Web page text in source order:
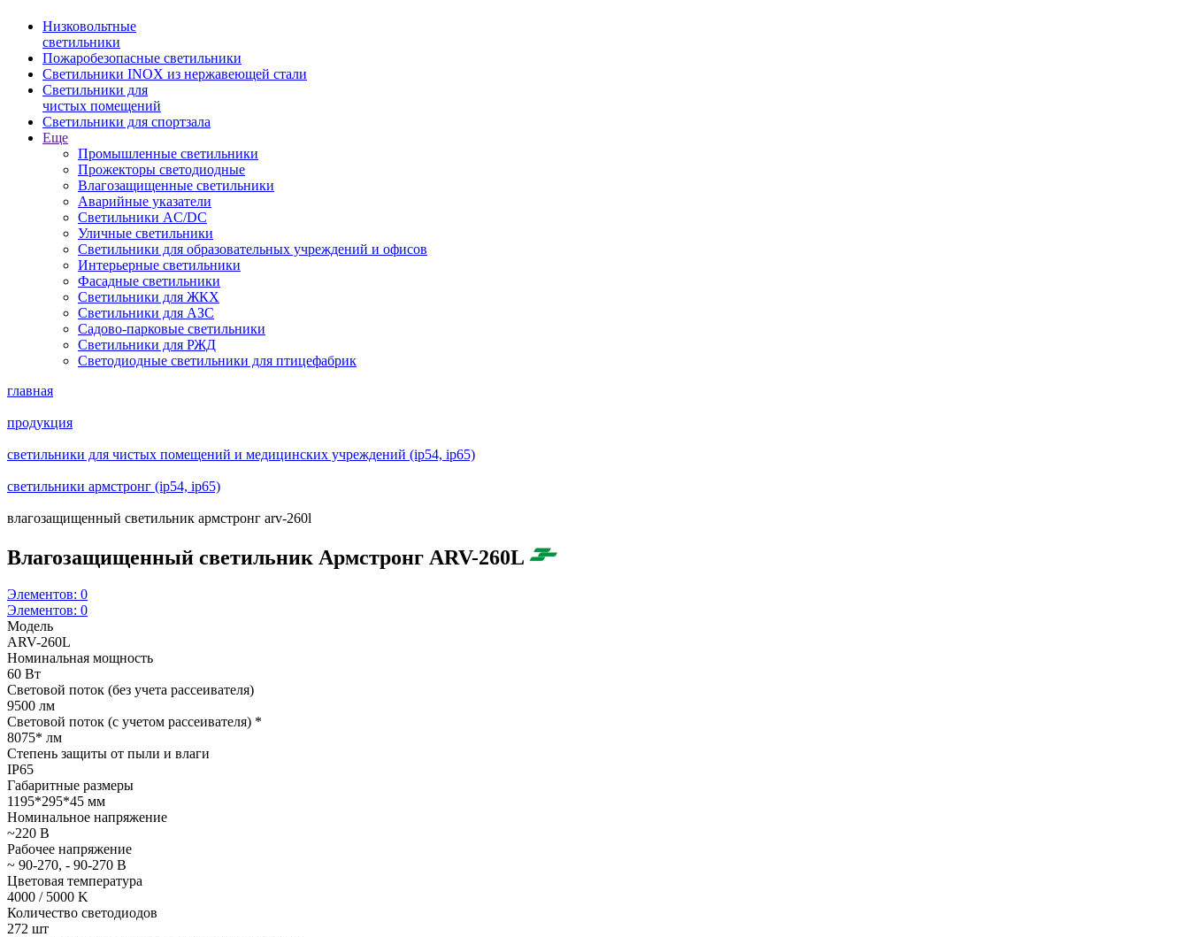
Низковольтные
светильники
Пожаробезопасные светильники
Светильники INOX из нержавеющей стали
Светильники для
чистых помещений
Светильники для спортзала
Еще
Промышленные светильники
Прожекторы светодиодные
Влагозащищенные светильники
Аварийные указатели
Светильники AC/DC
Уличные светильники
Светильники для образовательных учреждений и офисов
Интерьерные светильники
Фасадные светильники
Светильники для ЖКХ
Светильники для АЗС
Садово-парковые светильники
Светильники для РЖД
Светодиодные светильники для птицефабрик
главная
продукция
светильники для чистых помещений и медицинских учреждений (ip54, ip65)
светильники армстронг (ip54, ip65)
влагозащищенный светильник армстронг arv-260l
Влагозащищенный светильник Армстронг ARV-260L
Элементов: 0
Элементов: 0
Модель
ARV-260L
Номинальная мощность
60 Вт
Световой поток (без учета рассеивателя)
9500 лм
Световой поток (с учетом рассеивателя) *
8075* лм
Степень защиты от пыли и влаги
IP65
Габаритные размеры
1195*295*45 мм
Номинальное напряжение
~220 В
Рабочее напряжение
~ 90-270, - 90-270 В
Цветовая температура
4000 / 5000 K
Количество светодиодов
272 шт